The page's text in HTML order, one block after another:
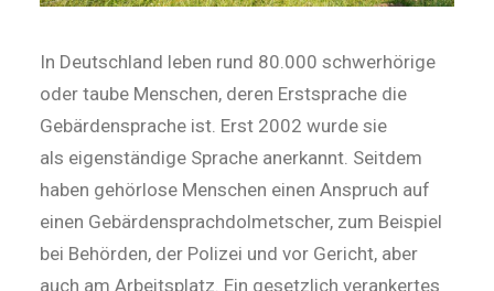
In Deutschland leben rund 80.000 schwerhörige
oder taube Menschen, deren Erstsprache die
Gebärdensprache ist. Erst 2002 wurde sie
als eigenständige Sprache anerkannt. Seitdem
haben gehörlose Menschen einen Anspruch auf
einen Gebär­den­sprach­­dolmetscher, zum Beispiel
bei Be­hör­­den, der Polizei und vor Gericht, aber
auch am Arbeitsplatz. Ein gesetzlich verankertes